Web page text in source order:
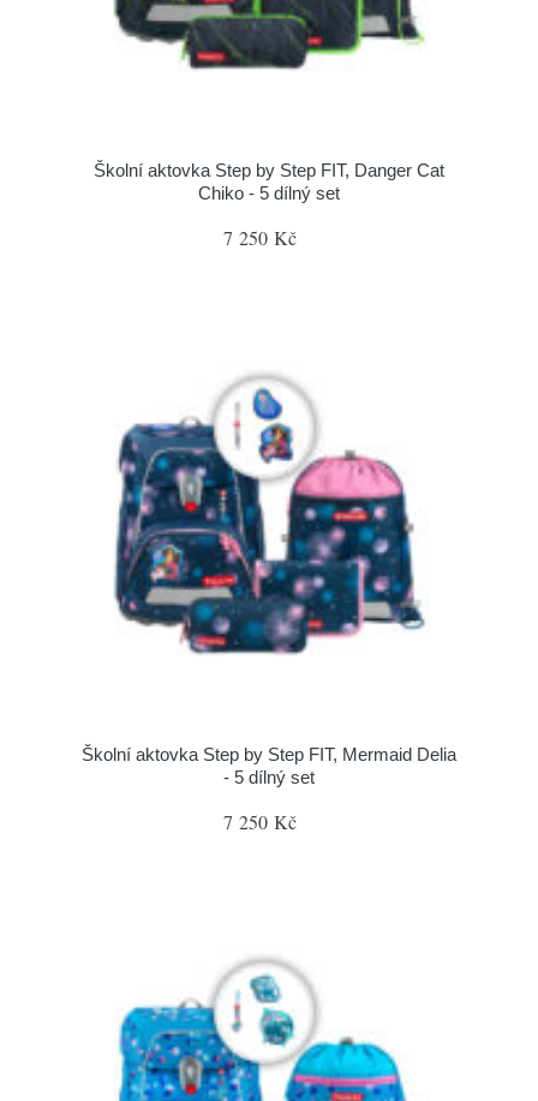
Školní aktovka Step by Step FIT, Danger Cat
Chiko - 5 dílný set
7 250 Kč
Školní aktovka Step by Step FIT, Mermaid Delia
- 5 dílný set
7 250 Kč